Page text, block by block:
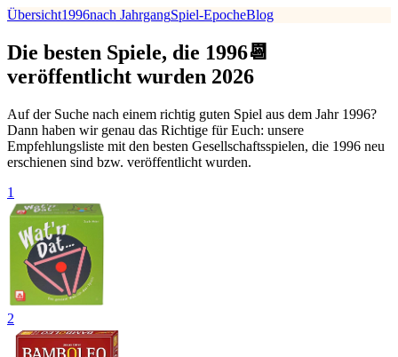
Übersicht1996nach JahrgangSpiel-EpocheBlog
Die besten Spiele, die 1996📆
veröffentlicht wurden 2026
Auf der Suche nach einem richtig guten Spiel aus dem Jahr 1996?
Dann haben wir genau das Richtige für Euch: unsere
Empfehlungsliste mit den besten Gesellschaftsspielen, die 1996 neu
erschienen sind bzw. veröffentlicht wurden.
1
2